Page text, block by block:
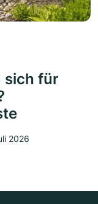
sich für
2026